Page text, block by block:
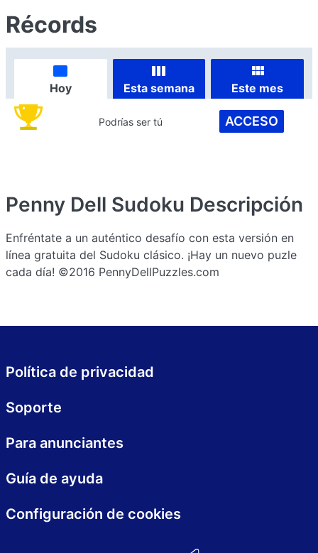
Récords
Hoy Esta semana Este mes
Podrías ser tú ACCESO
Penny Dell Sudoku Descripción
Enfréntate a un auténtico desafío con esta versión en
línea gratuita del Sudoku clásico. ¡Hay un nuevo puzle
cada día! ©2016 PennyDellPuzzles.com
Política de privacidad
Soporte
Para anunciantes
Guía de ayuda
Configuración de cookies